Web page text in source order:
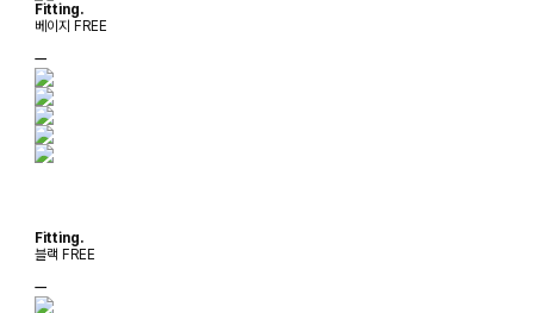
Fitting.
베이지 FREE
ㅡ
Fitting.
블랙 FREE
ㅡ